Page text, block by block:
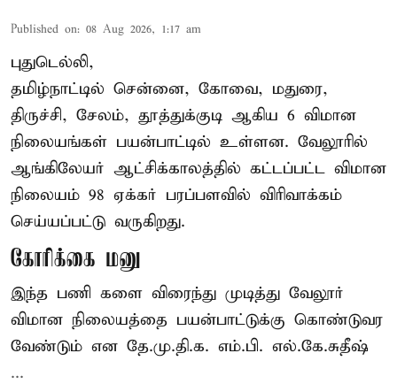
Published on: 08 Aug 2026, 1:17 am
புதுடெல்லி,
தமிழ்நாட்டில் சென்னை, கோவை, மதுரை,
திருச்சி, சேலம், தூத்துக்குடி ஆகிய 6 விமான
நிலையங்கள் பயன்பாட்டில் உள்ளன. வேலூரில்
ஆங்கிலேயர் ஆட்சிக்காலத்தில் கட்டப்பட்ட விமான
நிலையம் 98 ஏக்கர் பரப்பளவில் விரிவாக்கம்
செய்யப்பட்டு வருகிறது.
கோரிக்கை மனு
இந்த பணி களை விரைந்து முடித்து வேலூர்
விமான நிலையத்தை பயன்பாட்டுக்கு கொண்டுவர
வேண்டும் என தே.மு.தி.க. எம்.பி. எல்.கே.சுதீஷ்
...